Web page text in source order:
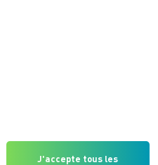
QUAND
J'accepte tous les